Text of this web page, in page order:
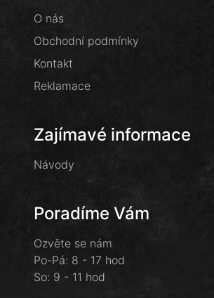
O nás
Obchodní podmínky
Kontakt
Reklamace
Zajímavé informace
Návody
Poradíme Vám
Ozvěte se nám
Po-Pá: 8 - 17 hod
So: 9 - 11 hod